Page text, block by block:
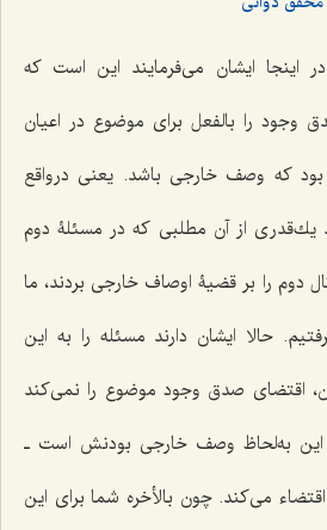
اینجا ایشان مى‌فرمایند این است كه
را بالفعل براى موضوع در اعیان
كه وصف خارجى باشد. یعنى درواقع
یك‌قدرى از آن مطلبى كه در مسئلۀ دوم
دوم را بر قضیۀ اوصاف خارجى بردند، ما
حالا ایشان دارند مسئله را به این
اقتضای صدق وجود موضوع را نمى‌كند
این به‌لحاظ وصف خارجى بودنش است ـ
مى‌كند. چون بالأخره شما براى این